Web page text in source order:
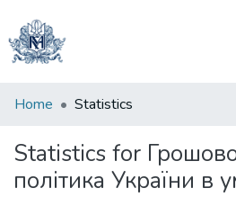
Communities
Collections
All of DSpace
Home Statistics
Statistics for
політика України в